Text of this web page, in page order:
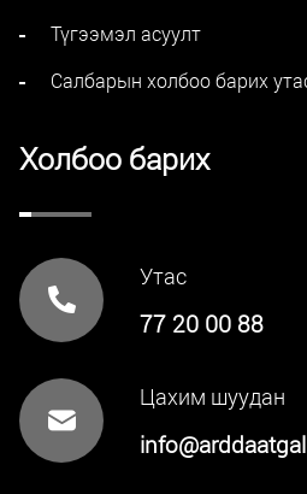
Түгээмэл асуулт
Салбарын холбоо барих
Холбоо барих
Утас
77 20 00 88
Цахим шуудан